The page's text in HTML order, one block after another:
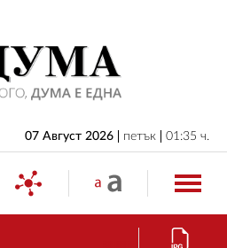
07 Август 2026 петък 01:35 ч.
БЪЛГАРИЯ
ИКОНОМИКА
ИЗБОРИ
СВЯТ